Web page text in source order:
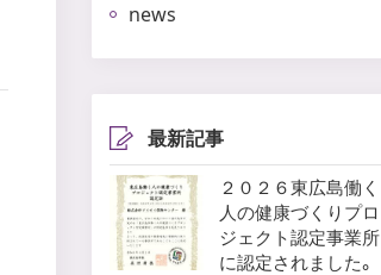
news
最新記事
２０２６東広島働く
人の健康づくりプロ
ジェクト認定事業所
に認定されました。